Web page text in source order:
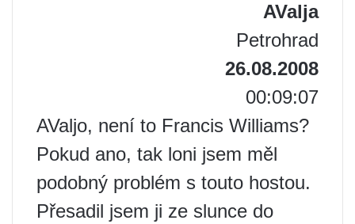
AValja
Petrohrad
26.08.2008
00:09:07
AValjo, není to Francis Williams?
Pokud ano, tak loni jsem měl
podobný problém s touto hostou.
Přesadil jsem ji ze slunce do